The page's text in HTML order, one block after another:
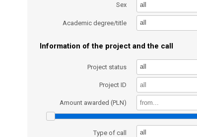
Sex all
Academic degree/title all
Information of the project and the call
Project status all
Project ID
Amount awarded (PLN)
Type of call all